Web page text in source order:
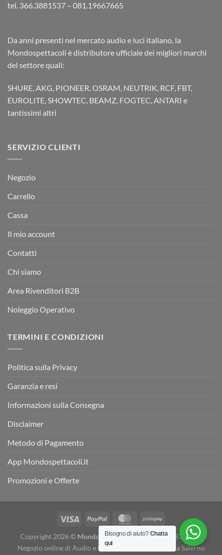
tel. 366.3881537 – 081.19667665
Da anni presenti nel mercato audio e luci italiano, la
Mondospettacoli è distributore ufficiale dei migliori marchi
del settore quali:
SHURE, AKG, PIONEER, OSRAM, NEUTRIK, RCF, FBT,
EUROLITE, SHOWTEC, BEAMZ, FOGTEC, ANTARI e
tantissimi altri
SERVIZIO CLIENTI
Negozio
Carrello
Cassa
Il mio account
Contatti
Chi siamo
Area Rivenditori B2B
Noleggio Operativo
TERMINI E CONDIZIONI
Politica sulla Privacy
Garanzia e resi
Informazioni sulla Consegna
Disclaimer
Metodo di Pagamento
App Mondospettacoli.it
Promozioni e Offerte
Copyright 2026 © Mondospettacoli- P. IVA 05078870655 -
Negozio online di Audio e Luci e Strumenti musicali a Salerno
Bisogno di aiuto? Chatta
qui